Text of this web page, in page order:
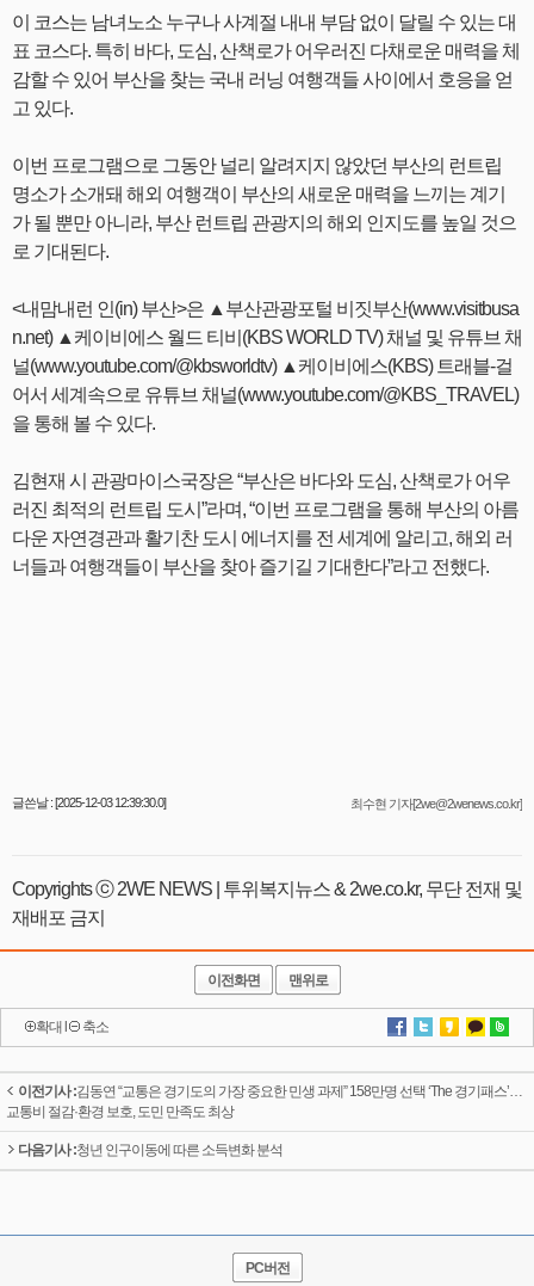
이 코스는 남녀노소 누구나 사계절 내내 부담 없이 달릴 수 있는 대
표 코스다. 특히 바다, 도심, 산책로가 어우러진 다채로운 매력을 체
감할 수 있어 부산을 찾는 국내 러닝 여행객들 사이에서 호응을 얻
고 있다.
이번 프로그램으로 그동안 널리 알려지지 않았던 부산의 런트립
명소가 소개돼 해외 여행객이 부산의 새로운 매력을 느끼는 계기
가 될 뿐만 아니라, 부산 런트립 관광지의 해외 인지도를 높일 것으
로 기대된다.
<내맘내런 인(in) 부산>은 ▲부산관광포털 비짓부산(www.visitbusa
n.net) ▲케이비에스 월드 티비(KBS WORLD TV) 채널 및 유튜브 채
널(www.youtube.com/@kbsworldtv) ▲케이비에스(KBS) 트래블-걸
어서 세계속으로 유튜브 채널(www.youtube.com/@KBS_TRAVEL)
을 통해 볼 수 있다.
김현재 시 관광마이스국장은 “부산은 바다와 도심, 산책로가 어우
러진 최적의 런트립 도시”라며, “이번 프로그램을 통해 부산의 아름
다운 자연경관과 활기찬 도시 에너지를 전 세계에 알리고, 해외 러
너들과 여행객들이 부산을 찾아 즐기길 기대한다”라고 전했다.
글쓴날 : [2025-12-03 12:39:30.0] 최수현 기자[2we@2wenews.co.kr]
Copyrights ⓒ 2WE NEWS | 투위복지뉴스 & 2we.co.kr, 무단 전재 및
재배포 금지
이전화면 맨위로
확대 축소
이전기사 :김동연 “교통은 경기도의 가장 중요한 민생 과제” 158만명 선택 ‘The 경기패스’…
교통비 절감·환경 보호, 도민 만족도 최상
다음기사 :청년 인구이동에 따른 소득변화 분석
PC버전